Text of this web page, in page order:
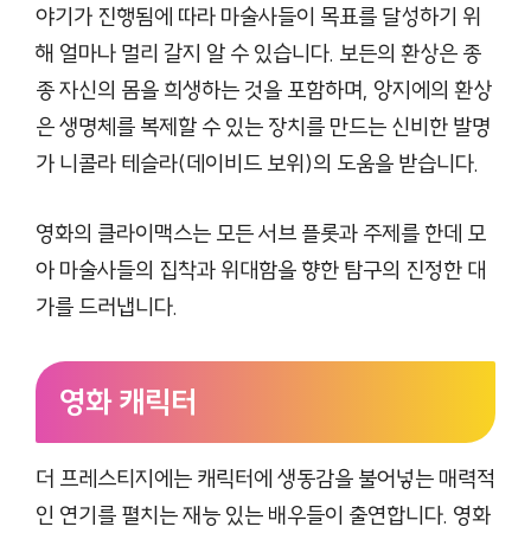
야기가 진행됨에 따라 마술사들이 목표를 달성하기 위
해 얼마나 멀리 갈지 알 수 있습니다. 보든의 환상은 종
종 자신의 몸을 희생하는 것을 포함하며, 앙지에의 환상
은 생명체를 복제할 수 있는 장치를 만드는 신비한 발명
가 니콜라 테슬라(데이비드 보위)의 도움을 받습니다.
영화의 클라이맥스는 모든 서브 플롯과 주제를 한데 모
아 마술사들의 집착과 위대함을 향한 탐구의 진정한 대
가를 드러냅니다.
영화 캐릭터
더 프레스티지에는 캐릭터에 생동감을 불어넣는 매력적
인 연기를 펼치는 재능 있는 배우들이 출연합니다. 영화